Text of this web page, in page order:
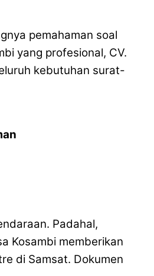
pemahaman soal
yang profesional, CV.
kebutuhan surat-
Padahal,
Kosambi memberikan
di Samsat. Dokumen